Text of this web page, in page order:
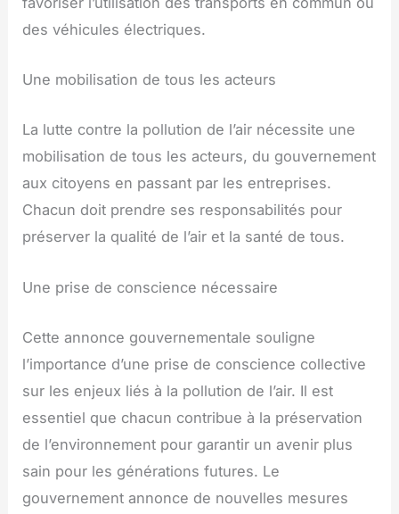
des véhicules électriques.
Une mobilisation de tous les acteurs
La lutte contre la pollution de l’air nécessite une
mobilisation de tous les acteurs, du gouvernement
aux citoyens en passant par les entreprises.
Chacun doit prendre ses responsabilités pour
préserver la qualité de l’air et la santé de tous.
Une prise de conscience nécessaire
Cette annonce gouvernementale souligne
l’importance d’une prise de conscience collective
sur les enjeux liés à la pollution de l’air. Il est
essentiel que chacun contribue à la préservation
de l’environnement pour garantir un avenir plus
sain pour les générations futures. Le
gouvernement annonce de nouvelles mesures